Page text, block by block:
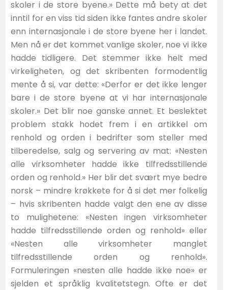
skoler i de store byene.» Dette må bety at det
inntil for en viss tid siden ikke fantes andre skoler
enn internasjonale i de store byene her i landet.
Men nå er det kommet vanlige skoler, noe vi ikke
hadde tidligere. Det stemmer ikke helt med
virkeligheten, og det skribenten formodentlig
mente å si, var dette: «Derfor er det ikke lenger
bare i de store byene at vi har internasjonale
skoler.» Det blir noe ganske annet. Et beslektet
problem stakk hodet frem i en artikkel om
renhold og orden i bedrifter som steller med
tilberedelse, salg og servering av mat: «Nesten
alle virksomheter hadde ikke tilfredsstillende
orden og renhold.» Her blir det svært mye bedre
norsk – mindre krøkkete for å si det mer folkelig
– hvis skribenten hadde valgt den ene av disse
to mulighetene: «Nesten ingen virksomheter
hadde tilfredsstillende orden og renhold» eller
«Nesten alle virksomheter manglet
tilfredsstillende orden og renhold».
Formuleringen «nesten alle hadde ikke noe» er
sjelden et språklig kvalitetstegn. Ofte er det